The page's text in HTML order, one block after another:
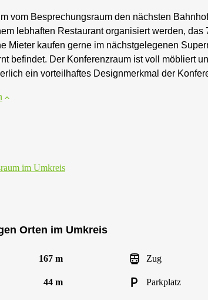
vom Besprechungsraum den nächsten
lebhaften Restaurant organisiert werden,
Mieter kaufen gerne im nächstgelegenen
befindet. Der Konferenzraum ist voll möbliert
ein vorteilhaftes Designmerkmal der
im Umkreis
Orten im Umkreis
167 m Zug
44 m Parkplatz